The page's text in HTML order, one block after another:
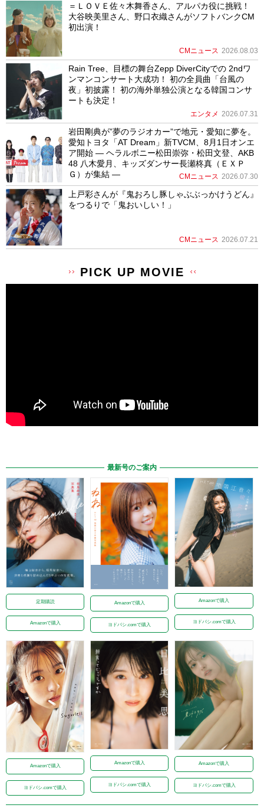
＝ＬＯＶＥ佐々木舞香さん、アルパカ役に挑戦！
大谷映美里さん、野口衣織さんがソフトバンクCM
初出演！
CMニュース 2026.08.03
Rain Tree、目標の舞台Zepp DiverCityでの 2ndワ
ンマンコンサート大成功！ 初の全員曲「台風の
夜」初披露！ 初の海外単独公演となる韓国コンサ
ートも決定！
エンタメ 2026.07.31
岩田剛典が”夢のラジオカー”で地元・愛知に夢を。
愛知トヨタ「AT Dream」新TVCM、8月1日オンエ
ア開始 ― ヘラルボニー松田崇弥・松田文登、AKB
48 八木愛月、キッズダンサー長瀬柊真（ＥＸＰ
Ｇ）が集結 ―
CMニュース 2026.07.30
上戸彩さんが『鬼おろし豚しゃぶぶっかけうどん』
をつるりで「鬼おいしい！」
CMニュース 2026.07.21
PICK UP MOVIE
最新号のご案内
定期購読
Amazonで購入
Amazonで購入
ヨドバシ.comで購入
Amazonで購入
ヨドバシ.comで購入
Amazonで購入
ヨドバシ.comで購入
Amazonで購入
ヨドバシ.comで購入
Amazonで購入
ヨドバシ.comで購入